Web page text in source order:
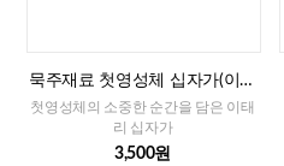
묵주재료 첫영성체 십자가(이태
리)-남자,여자
첫영성체의 소중한 순간을 담은 이태
리 십자가
3,500원